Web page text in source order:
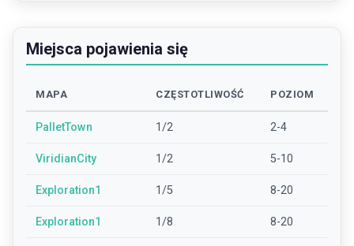
Miejsca pojawienia się
MAPA CZĘSTOTLIWOŚĆ POZIOM
PalletTown 1/2 2-4
ViridianCity 1/2 5-10
Exploration1 1/5 8-20
Exploration1 1/8 8-20